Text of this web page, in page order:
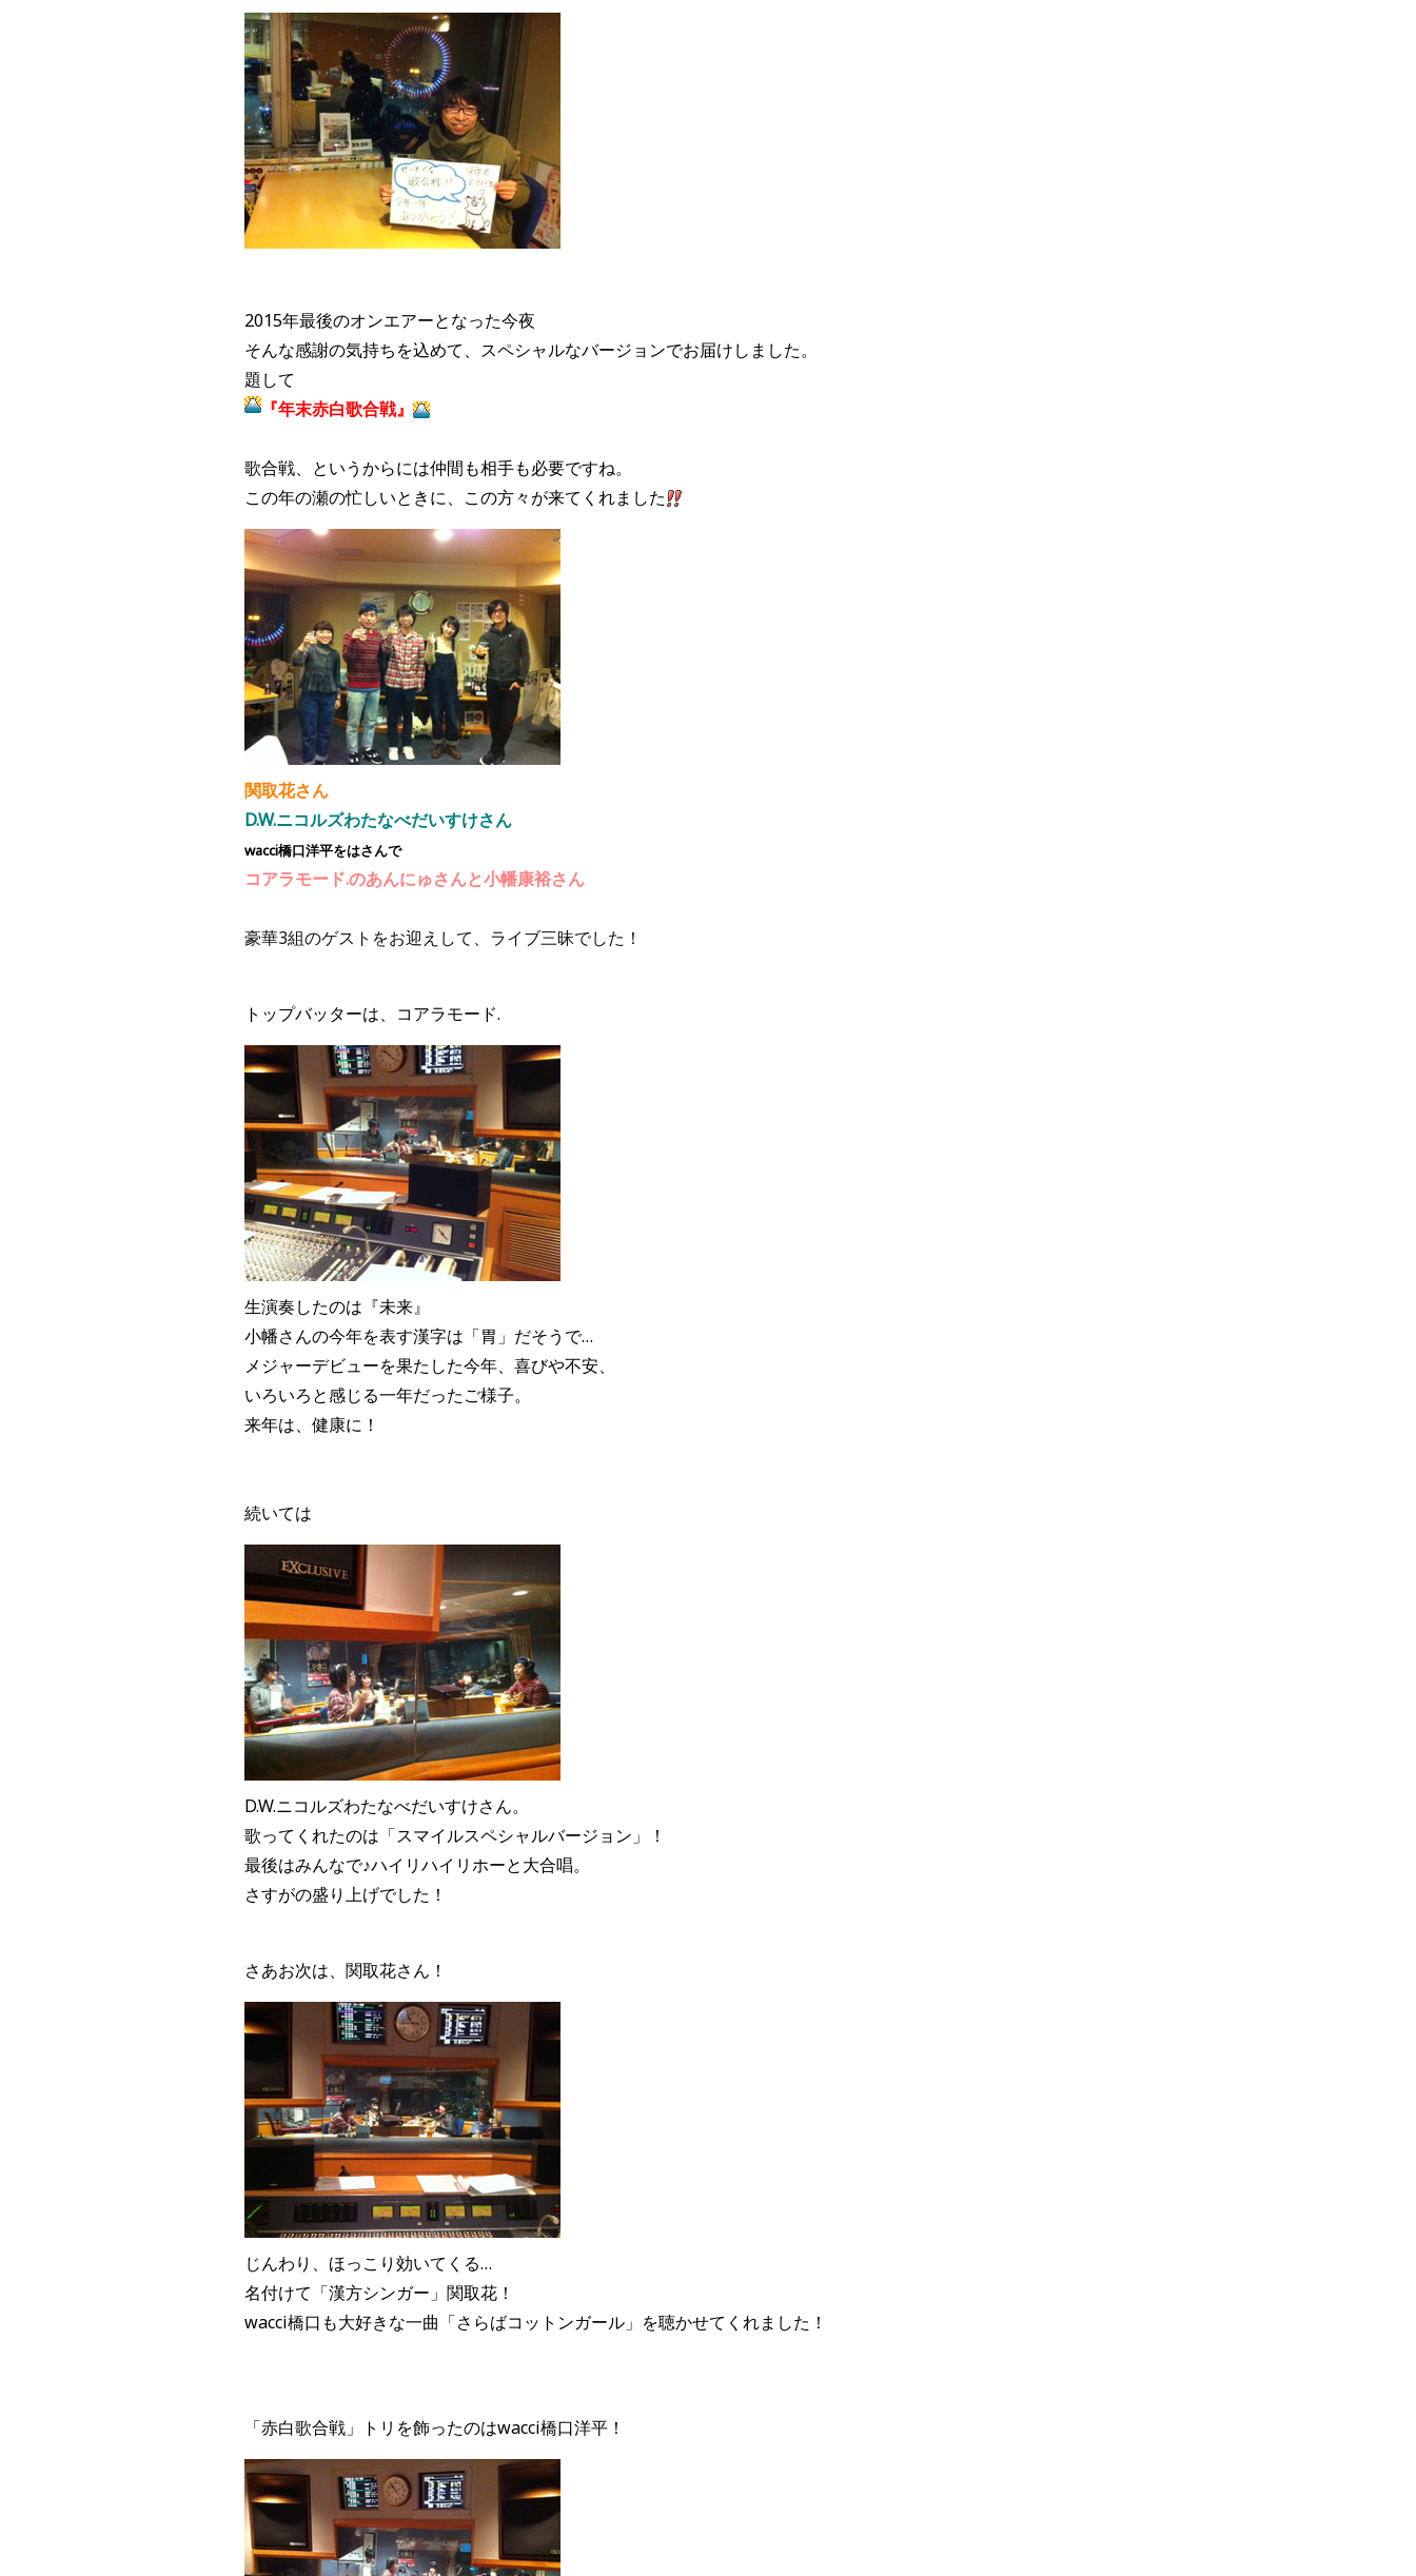
2015年最後のオンエアーとなった今夜
そんな感謝の気持ちを込めて、スペシャルなバージョンでお届けしました。
題して
『年末赤白歌合戦』
歌合戦、というからには仲間も相手も必要ですね。
この年の瀬の忙しいときに、この方々が来てくれました
関取花さん
D.W.ニコルズわたなべだいすけさん
wacci橋口洋平をはさんで
コアラモード.のあんにゅさんと小幡康裕さん
豪華3組のゲストをお迎えして、ライブ三昧でした！
トップバッターは、コアラモード.
生演奏したのは『未来』
小幡さんの今年を表す漢字は「胃」だそうで…
メジャーデビューを果たした今年、喜びや不安、
いろいろと感じる一年だったご様子。
来年は、健康に！
続いては
D.W.ニコルズわたなべだいすけさん。
歌ってくれたのは「スマイルスペシャルバージョン」！
最後はみんなで♪ハイリハイリホーと大合唱。
さすがの盛り上げでした！
さあお次は、関取花さん！
じんわり、ほっこり効いてくる…
名付けて「漢方シンガー」関取花！
wacci橋口も大好きな一曲「さらばコットンガール」を聴かせてくれました！
「赤白歌合戦」トリを飾ったのはwacci橋口洋平！